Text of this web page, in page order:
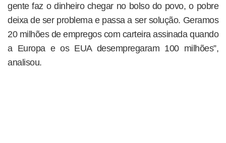
gente faz o dinheiro chegar no bolso do povo, o pobre
deixa de ser problema e passa a ser solução. Geramos
20 milhões de empregos com carteira assinada quando
a Europa e os EUA desempregaram 100 milhões”,
analisou.